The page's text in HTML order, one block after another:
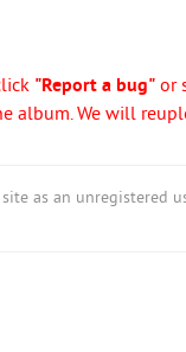
"Report a bug" or
album. We will
as an unregistered